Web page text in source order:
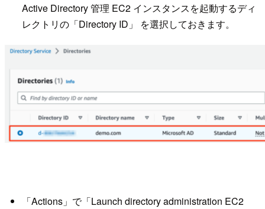
Active Directory 管理 EC2 インスタンスを起動するディ
レクトリの「Directory ID」 を選択しておきます。
「Actions」で「Launch directory administration EC2